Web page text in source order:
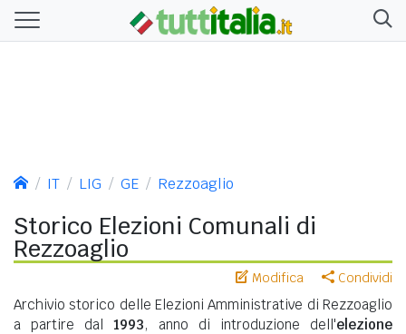
IT LIG GE Rezzoaglio
Storico Elezioni Comunali di
Rezzoaglio
Modifica Condividi
Archivio storico delle Elezioni Amministrative di Rezzoaglio
a partire dal 1993, anno di introduzione dell'elezione